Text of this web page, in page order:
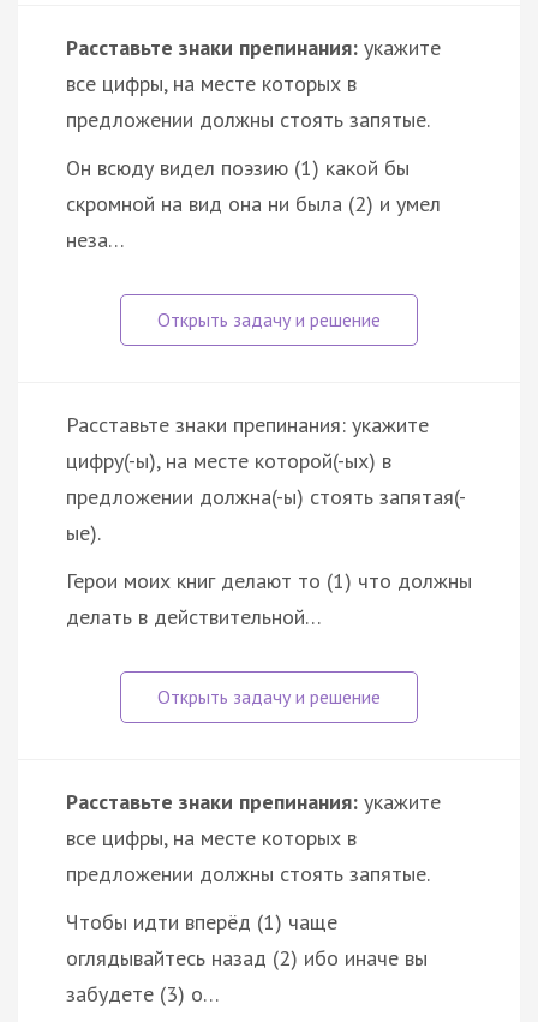
Расставьте знаки препинания: укажите
все цифры, на месте которых в
предложении должны стоять запятые.
Он всюду видел поэзию (1) какой бы
скромной на вид она ни была (2) и умел
неза…
Расставьте знаки препинания: укажите
цифру(-ы), на месте которой(-ых) в
предложении должна(-ы) стоять запятая(-
ые).
Герои моих книг делают то (1) что должны
делать в действительной…
Расставьте знаки препинания: укажите
все цифры, на месте которых в
предложении должны стоять запятые.
Чтобы идти вперёд (1) чаще
оглядывайтесь назад (2) ибо иначе вы
забудете (3) о…